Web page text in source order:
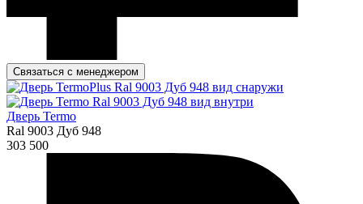
Связаться с менеджером
Дверь Termo
Ral 9003 Дуб 948
303 500